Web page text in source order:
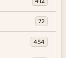
72
454